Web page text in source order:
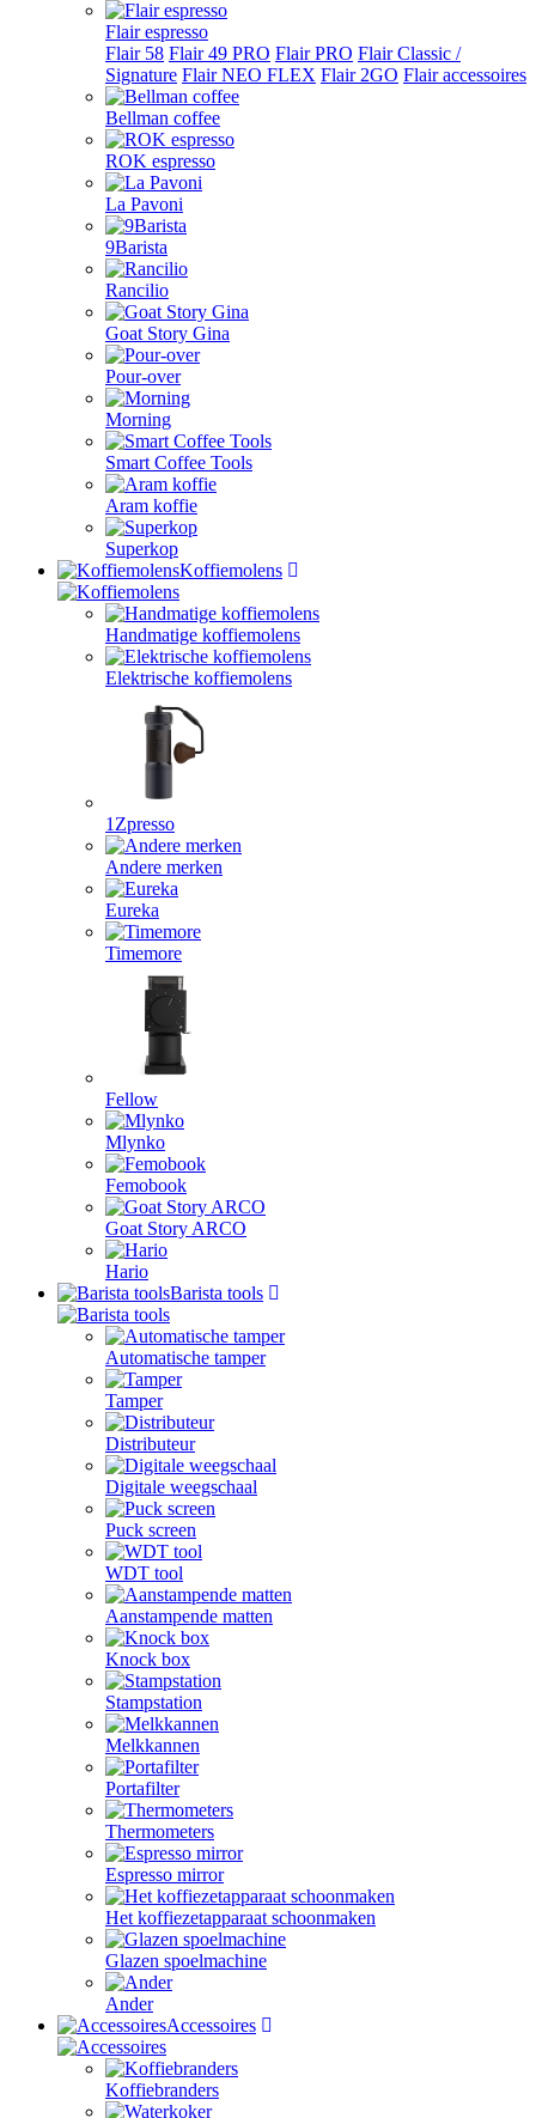
Flair espresso
Flair 58 Flair 49 PRO Flair PRO Flair Classic /
Signature Flair NEO FLEX Flair 2GO Flair accessoires
Bellman coffee
ROK espresso
La Pavoni
9Barista
Rancilio
Goat Story Gina
Pour-over
Morning
Smart Coffee Tools
Aram koffie
Superkop
Koffiemolens
Handmatige koffiemolens
Elektrische koffiemolens
1Zpresso
Andere merken
Eureka
Timemore
Fellow
Mlynko
Femobook
Goat Story ARCO
Hario
Barista tools
Automatische tamper
Tamper
Distributeur
Digitale weegschaal
Puck screen
WDT tool
Aanstampende matten
Knock box
Stampstation
Melkkannen
Portafilter
Thermometers
Espresso mirror
Het koffiezetapparaat schoonmaken
Glazen spoelmachine
Ander
Accessoires
Koffiebranders